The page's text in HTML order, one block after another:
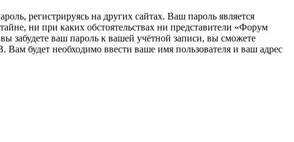
регистрируясь на других сайтах. Ваш пароль является
ни при каких обстоятельствах ни представители «Форум
забудете ваш пароль к вашей учётной записи, вы сможете
будет необходимо ввести ваше имя пользователя и ваш адрес